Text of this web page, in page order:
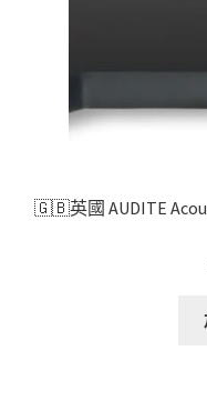
🇬🇧英國 AUDITE